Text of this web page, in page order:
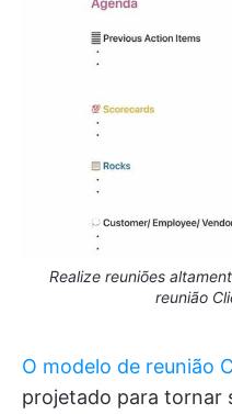
Realize reuniões
reunião
O modelo de reunião
projetado para tornar